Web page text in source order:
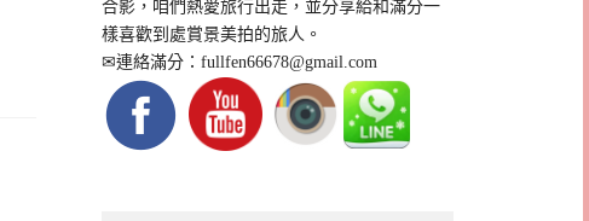
合影，咱們熱愛旅行出走，並分享給和滿分一
樣喜歡到處賞景美拍的旅人。
✉連絡滿分：fullfen66678@gmail.com